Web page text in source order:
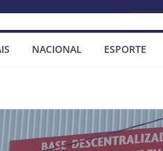
assina
para construção
NACIONAL ESPORTE